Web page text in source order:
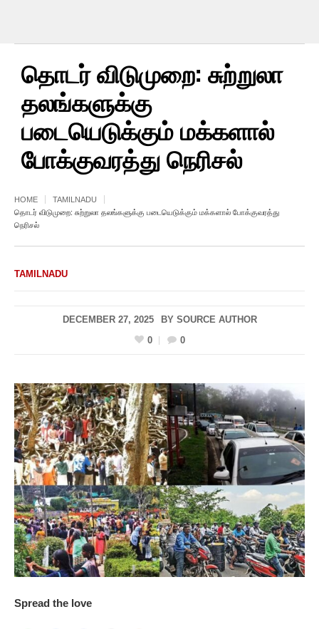
தொடர் விடுமுறை: சுற்றுலா
தலங்களுக்கு
படையெடுக்கும் மக்களால்
போக்குவரத்து நெரிசல்
HOME
TAMILNADU
தொடர் விடுமுறை: சுற்றுலா தலங்களுக்கு படையெடுக்கும் மக்களால் போக்குவரத்து
நெரிசல்
TAMILNADU
DECEMBER 27, 2025 BY SOURCE AUTHOR
0
0
Spread the love